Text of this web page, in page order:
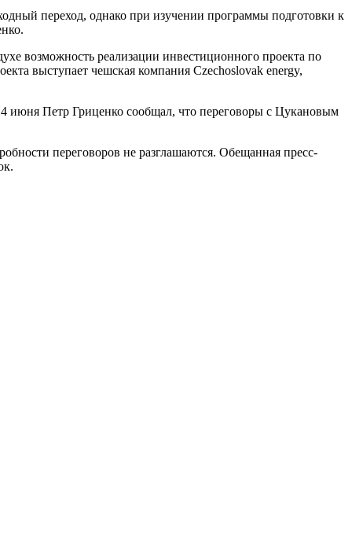
переход, однако при изучении программы подготовки к
возможность реализации инвестиционного проекта по
выступает чешская компания Czechoslovak energy,
июня Петр Гриценко сообщал, что переговоры с Цукановым
переговоров не разглашаются. Обещанная пресс-